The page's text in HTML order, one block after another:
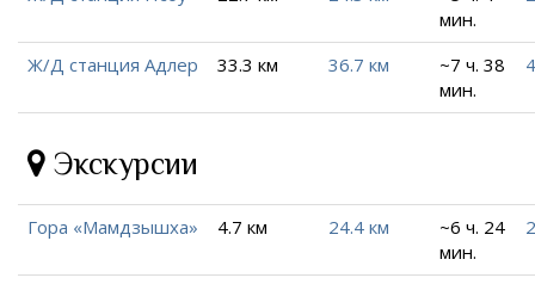
мин.
Ж/Д станция Адлер 33.3 км 36.7 км
~7 ч. 38
мин.
Экскурсии
Гора «Мамдзышха» 4.7 км 24.4 км
~6 ч. 24
мин.